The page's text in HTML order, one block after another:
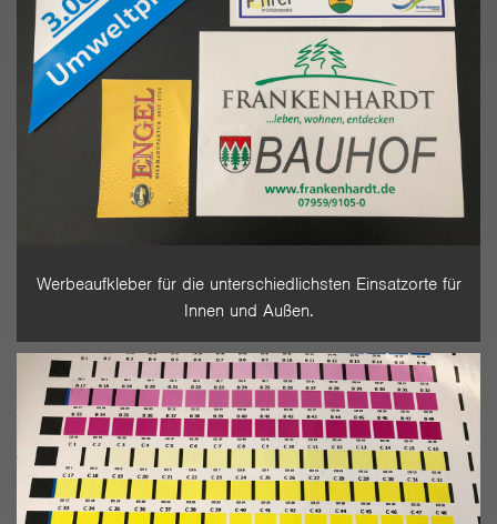
Werbeaufkleber für die unterschiedlichsten Einsatzorte für
Innen und Außen.